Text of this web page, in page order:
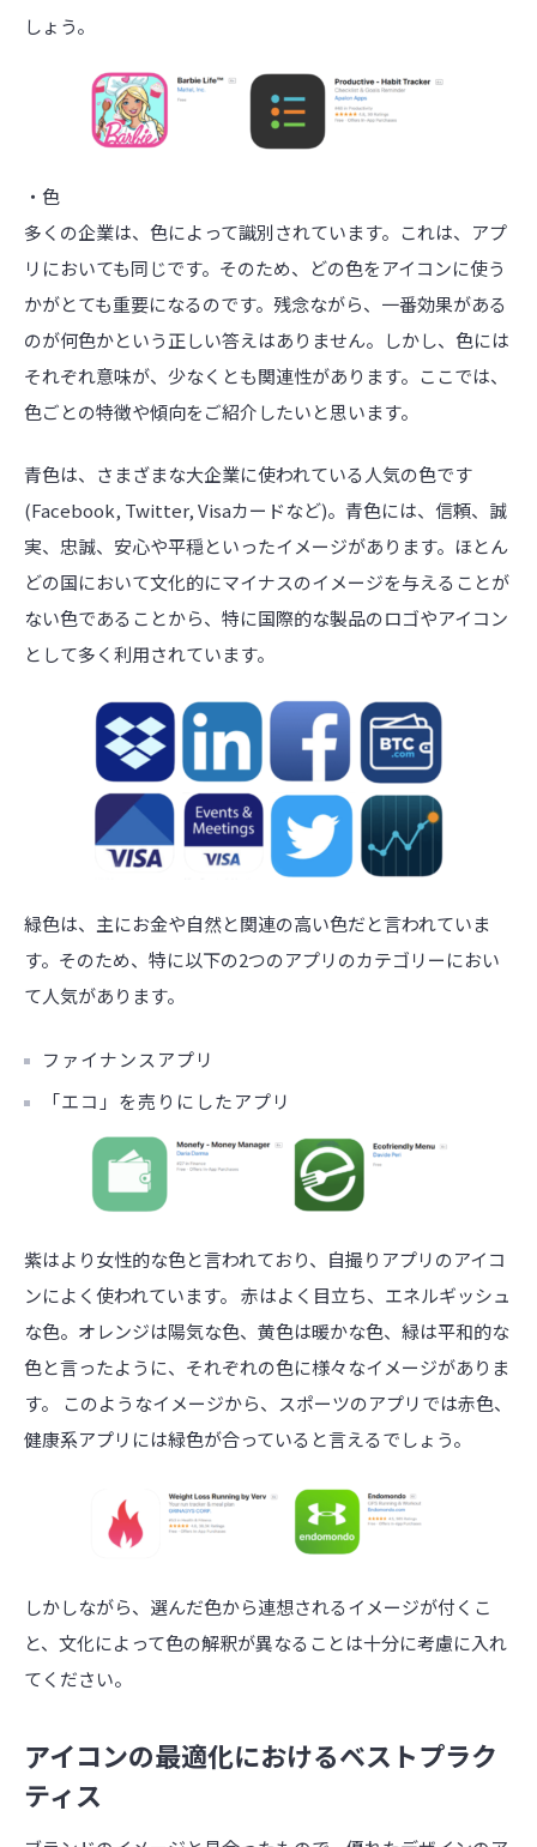
しょう。
・色
多くの企業は、色によって識別されています。これは、アプ
リにおいても同じです。そのため、どの色をアイコンに使う
かがとても重要になるのです。残念ながら、一番効果がある
のが何色かという正しい答えはありません。しかし、色には
それぞれ意味が、少なくとも関連性があります。ここでは、
色ごとの特徴や傾向をご紹介したいと思います。
青色は、さまざまな大企業に使われている人気の色です
(Facebook, Twitter, Visaカードなど)。青色には、信頼、誠
実、忠誠、安心や平穏といったイメージがあります。ほとん
どの国において文化的にマイナスのイメージを与えることが
ない色であることから、特に国際的な製品のロゴやアイコン
として多く利用されています。
緑色は、主にお金や自然と関連の高い色だと言われていま
す。そのため、特に以下の2つのアプリのカテゴリーにおい
て人気があります。
ファイナンスアプリ
「エコ」を売りにしたアプリ
紫はより女性的な色と言われており、自撮りアプリのアイコ
ンによく使われています。 赤はよく目立ち、エネルギッシュ
な色。オレンジは陽気な色、黄色は暖かな色、緑は平和的な
色と言ったように、それぞれの色に様々なイメージがありま
す。 このようなイメージから、スポーツのアプリでは赤色、
健康系アプリには緑色が合っていると言えるでしょう。
しかしながら、選んだ色から連想されるイメージが付くこ
と、文化によって色の解釈が異なることは十分に考慮に入れ
てください。
アイコンの最適化におけるベストプラク
ティス